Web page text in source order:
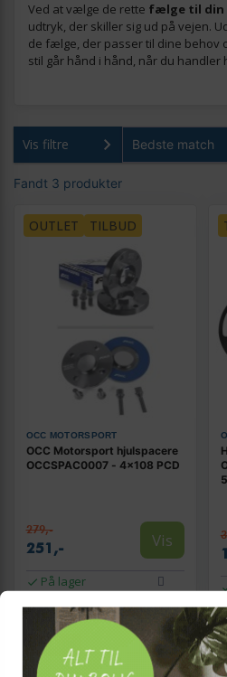
Ved at vælge de rette fælge til din
udtryk, der skiller sig ud på vejen.
de fælge, der passer til dine behov
stil går hånd i hånd, når du handler
Vis filtre
Fandt 3 produkter
OUTLET TILBUD
OCC MOTORSPORT
OCC Motorsport hjulspacere
OCCSPAC0007 - 4x108 PCD
279,-
251,- Vis
På lager
TILBUD